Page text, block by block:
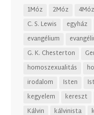
1Móz 2Móz 4Móz
C. S. Lewis
egyház
evangélium
G. K. Chesterton
homoszexualitás
irodalom
Isten
kegyelem
kereszt
Kálvin
kálvinista